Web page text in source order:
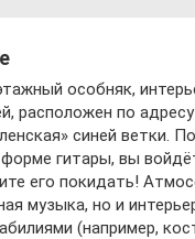
особняк,
расположен по
синей ветки.
форме гитары, вы
его покидать!
музыка, но и
(например,